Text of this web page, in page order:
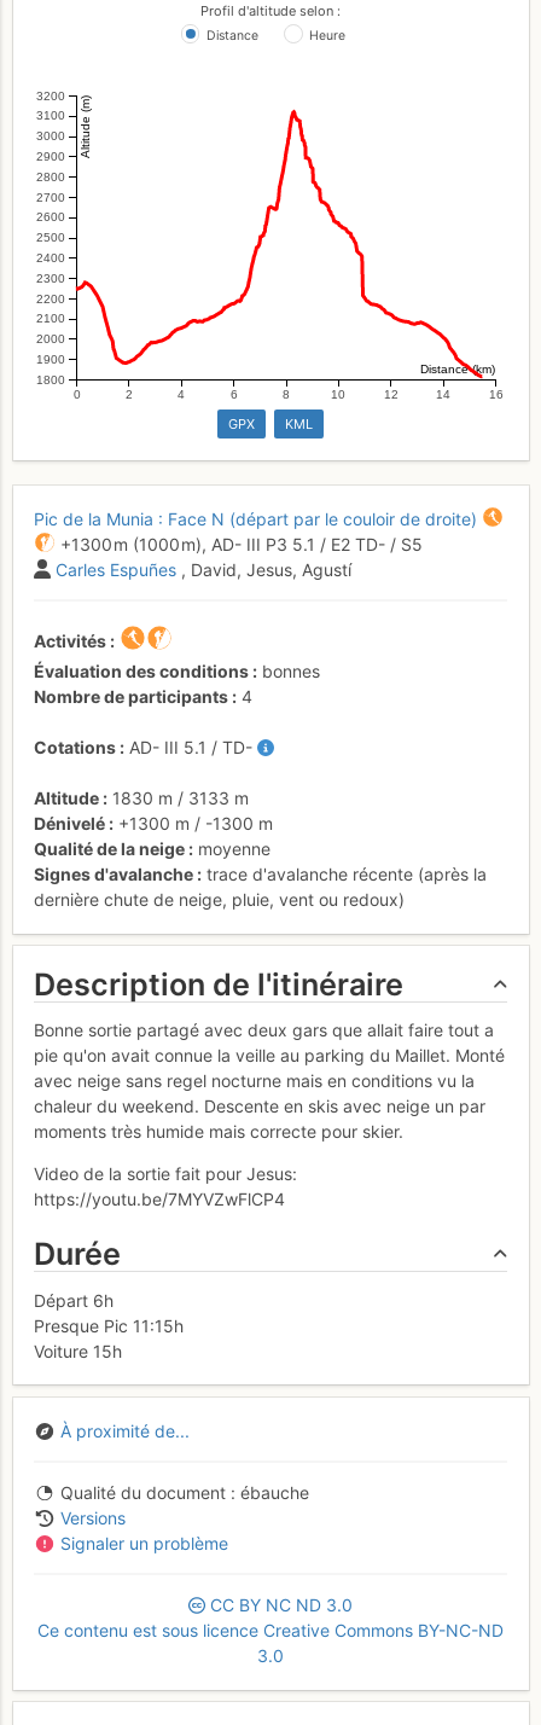
Profil d'altitude selon :
Distance Heure
1800
1900
2000
2100
2200
2300
2400
2500
2600
2700
2800
2900
3000
3100
3200 Altitude (m)
0 2 4 6 8 10 12 14 16
Distance (km)
GPX KML
Pic de la Munia : Face N (départ par le couloir de droite)
+1300 m (1000 m), AD- III P3 5.1 / E2 TD- / S5
Carles Espuñes , David, Jesus, Agustí
Activités
Évaluation des conditions
bonnes
Nombre de participants
4
Cotations AD- III 5.1 / TD-
Altitude 1830 m / 3133 m
Dénivelé
+1300 m / -1300 m
Qualité de la neige
moyenne
Signes d'avalanche
trace d'avalanche récente (après la
dernière chute de neige, pluie, vent ou redoux)
Description de l'itinéraire
Bonne sortie partagé avec deux gars que allait faire tout a
pie qu'on avait connue la veille au parking du Maillet. Monté
avec neige sans regel nocturne mais en conditions vu la
chaleur du weekend. Descente en skis avec neige un par
moments très humide mais correcte pour skier.
Video de la sortie fait pour Jesus:
https://youtu.be/7MYVZwFlCP4
Durée
Départ 6h
Presque Pic 11:15h
Voiture 15h
À proximité de...
Qualité du document
ébauche
Versions
Signaler un problème
CC BY NC ND 3.0
Ce contenu est sous licence Creative Commons BY-NC-ND
3.0